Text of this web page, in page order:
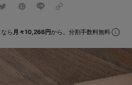
なら 月々10,266円から。分割手数料無料